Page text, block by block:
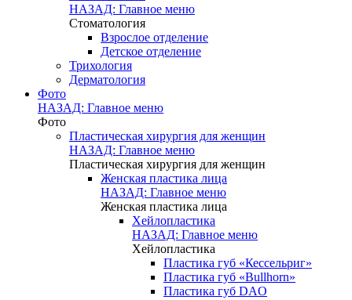
НАЗАД: Главное меню
Стоматология
Взрослое отделение
Детское отделение
Трихология
Дерматология
Фото
НАЗАД: Главное меню
Фото
Пластическая хирургия для женщин
НАЗАД: Главное меню
Пластическая хирургия для женщин
Женская пластика лица
НАЗАД: Главное меню
Женская пластика лица
Хейлопластика
НАЗАД: Главное меню
Хейлопластика
Пластика губ «Кессельриг»
Пластика губ «Bullhorn»
Пластика губ DAO